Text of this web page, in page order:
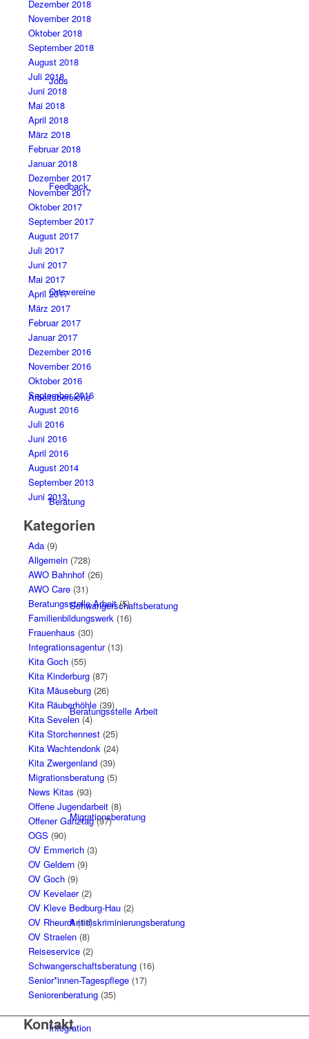
Jobs
Feedback
Ortsvereine
Arbeitsbereiche
Beratung
Schwangerschaftsberatung
Beratungsstelle Arbeit
Migrationsberatung
Antidiskriminierungsberatung
Integration
Dezember 2018
November 2018
Oktober 2018
September 2018
August 2018
Juli 2018
Juni 2018
Mai 2018
April 2018
März 2018
Februar 2018
Januar 2018
Dezember 2017
November 2017
Oktober 2017
September 2017
August 2017
Juli 2017
Juni 2017
Mai 2017
April 2017
März 2017
Februar 2017
Januar 2017
Dezember 2016
November 2016
Oktober 2016
September 2016
August 2016
Juli 2016
Juni 2016
April 2016
August 2014
September 2013
Juni 2013
Kategorien
Ada(9)
Allgemein(728)
AWO Bahnhof(26)
AWO Care(31)
Beratungsstelle Arbeit(5)
Familienbildungswerk(16)
Frauenhaus (30)
Integrationsagentur(13)
Kita Goch(55)
Kita Kinderburg(87)
Kita Mäuseburg(26)
Kita Räuberhöhle(39)
Kita Sevelen(4)
Kita Storchennest(25)
Kita Wachtendonk(24)
Kita Zwergenland(39)
Migrationsberatung(5)
News Kitas (93)
Offene Jugendarbeit(8)
Offener Ganztag(97)
OGS (90)
OV Emmerich(3)
OV Geldern(9)
OV Goch(9)
OV Kevelaer(2)
OV Kleve Bedburg-Hau(2)
OV Rheurdt(11)
OV Straelen(8)
Reiseservice(2)
Schwangerschaftsberatung(16)
Senior*innen-Tagespflege(17)
Seniorenberatung(35)
Kontakt